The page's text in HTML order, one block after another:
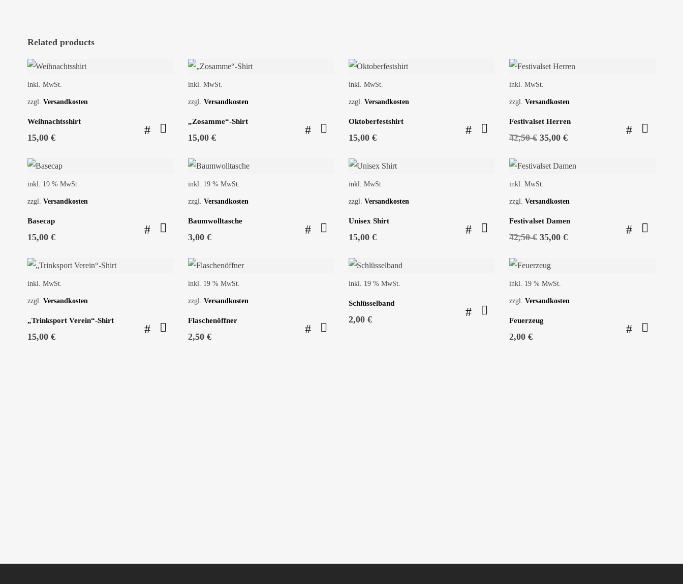
Related products
inkl. MwSt.
zzgl. Versandkosten
Weihnachtsshirt
15,00 €
inkl. MwSt.
zzgl. Versandkosten
„Zosamme“-Shirt
15,00 €
inkl. MwSt.
zzgl. Versandkosten
Oktoberfestshirt
15,00 €
inkl. MwSt.
zzgl.Versandkosten
Festivalset Herren
42,50€ Ursprünglicher
war:
35,00€Aktueller
ist:
inkl. 19 % MwSt.
zzgl. Versandkosten
Basecap
15,00 €
inkl. 19 % MwSt.
zzgl. Versandkosten
Baumwolltasche
3,00 €
inkl. MwSt.
zzgl. Versandkosten
Unisex Shirt
15,00 €
inkl. MwSt.
zzgl.Versandkosten
Festivalset Damen
42,50€ Ursprünglicher
war:
35,00€Aktueller
inkl. MwSt.
zzgl. Versandkosten
„Trinksport Verein“-Shirt
15,00 €
inkl. 19 % MwSt.
zzgl. Versandkosten
Flaschenöffner
2,50 €
inkl. 19 % MwSt.
Schlüsselband
2,00 €
inkl. 19 % MwSt.
zzgl.Versandkosten
Feuerzeug
2,00€